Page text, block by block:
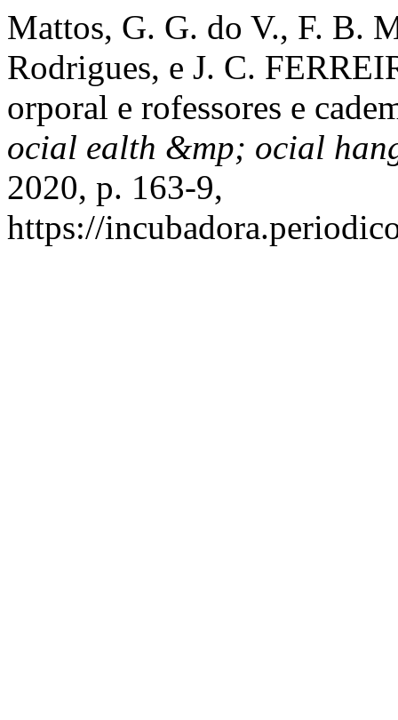
Mattos, G. G. do V., F. B.
Rodrigues, e J. C.
orporal e rofessores e
ocial ealth &mp; ocial
2020, p. 163-9,
https://